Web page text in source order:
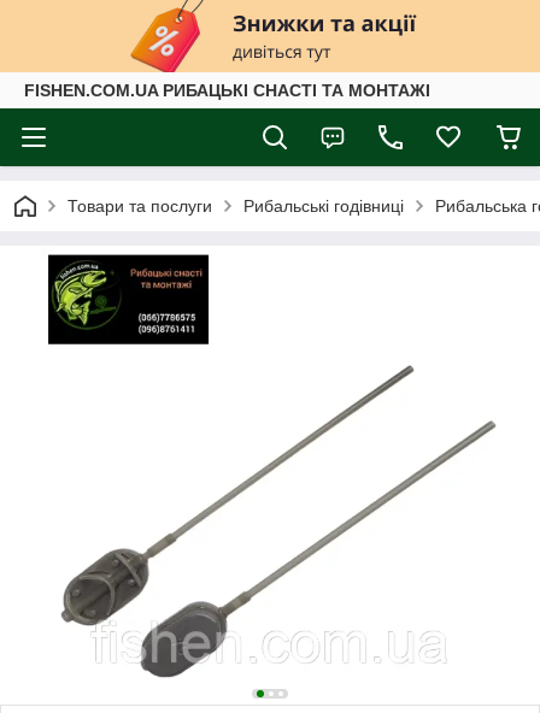
FISHEN.COM.UA РИБАЦЬКІ СНАСТІ ТА МОНТАЖІ
Товари та послуги Рибальські годівниці Рибальська